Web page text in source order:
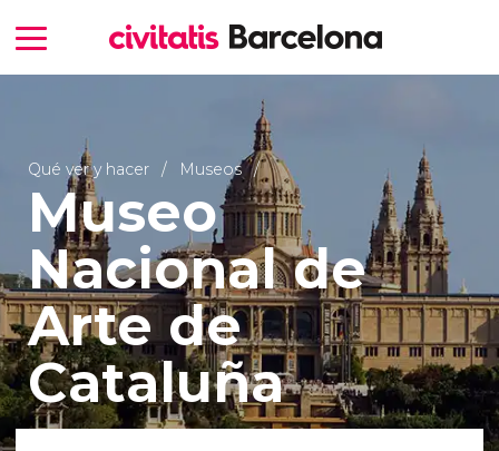
Qué ver y hacer Museos
Museo
Nacional de
Arte de
Cataluña